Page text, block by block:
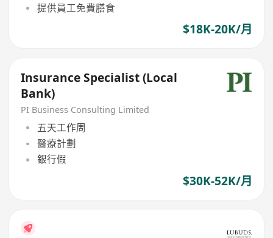
提供員工免費膳食
$18K-20K/月
Insurance Specialist (Local
Bank)
PI Business Consulting Limited
五天工作周
醫療計劃
銀行假
$30K-52K/月